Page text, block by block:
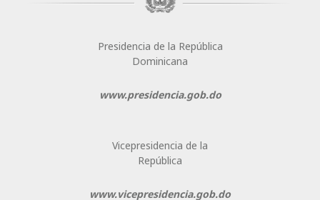
Presidencia de la República
Dominicana
www.presidencia.gob.do
Vicepresidencia de la
República
www.vicepresidencia.gob.do